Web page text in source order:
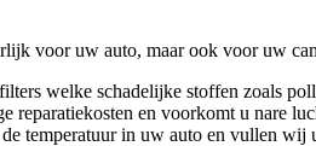
voor uw auto, maar ook voor uw
welke schadelijke stoffen zoals
en voorkomt u nare
temperatuur in uw auto en vullen